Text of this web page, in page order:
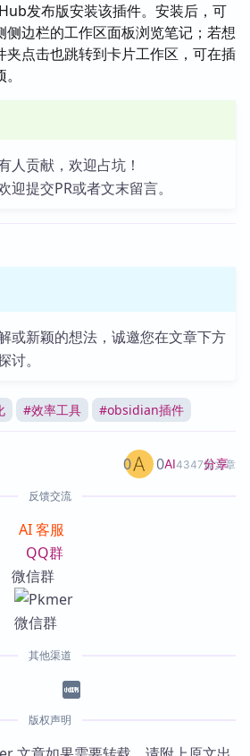
发布版安装该插件。安装后，可
侧边栏的工作区面板浏览笔记；若想
夹点击也跳转到卡片工作区，可在插
人贡献，欢迎占坑！
迎提交PR或者文末留言。
或新颖的想法，诚邀您在文章下方
讨。
#效率工具 #obsidian插件
AI4347篇文章
0 0 分享
反馈交流
AI 客服
QQ群
微信群
其他渠道
版权声明